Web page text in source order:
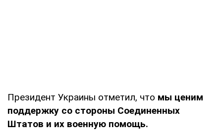
Президент Украины отметил, что мы ценим
поддержку со стороны Соединенных
Штатов и их военную помощь.